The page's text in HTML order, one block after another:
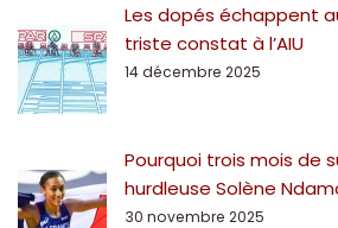
Les dopés échappent
triste constat à l’AIU
14 décembre 2025
Pourquoi trois mois de
hurdleuse Solène
30 novembre 2025